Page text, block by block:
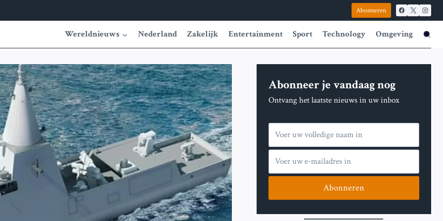
Abonneren
Wereldnieuws Nederland Zakelijk Entertainment Sport Technology Omgeving
Abonneer je vandaag nog
Ontvang het laatste nieuws in uw inbox
Abonneren